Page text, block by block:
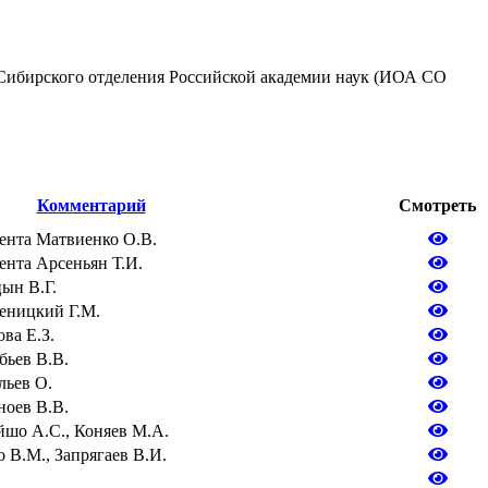
отделения Российской академии наук (ИОА СО
Комментарий
Смотреть
Матвиенко О.В.
Арсеньян Т.И.
В.Г.
Г.М.
Е.З.
В.В.
О.
В.В.
А.С., Коняев М.А.
В.М., Запрягаев В.И.